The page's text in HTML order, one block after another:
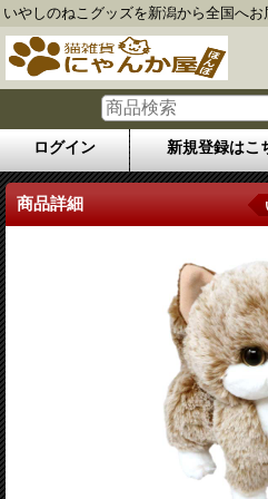
いやしのねこグッズを新潟から全国へお
ログイン 新規登録はこ
商品詳細